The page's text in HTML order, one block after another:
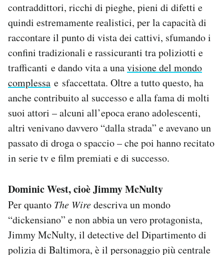
contraddittori, ricchi di pieghe, pieni di difetti e
quindi estremamente realistici, per la capacità di
raccontare il punto di vista dei cattivi, sfumando i
confini tradizionali e rassicuranti tra poliziotti e
trafficanti e dando vita a unavisione del mondo
complessa e sfaccettata. Oltre a tutto questo, ha
anche contribuito al successo e alla fama di molti
suoi attori – alcuni all’epoca erano adolescenti,
altri venivano davvero “dalla strada” e avevano un
passato di droga o spaccio – che poi hanno recitato
in serie tv e film premiati e di successo.
Dominic West, cioè Jimmy McNulty
Per quanto The Wiredescriva un mondo
“dickensiano” e non abbia un vero protagonista,
Jimmy McNulty, il detective del Dipartimento di
polizia di Baltimora, è il personaggio più centrale